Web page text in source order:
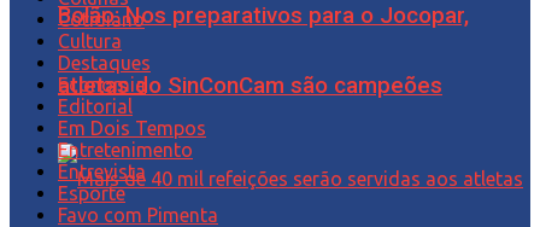
Bolão: Nos preparativos para o Jocopar,
atletas do SinConCam são campeões
Cotidiano
Cultura
Destaques
Economia
Editorial
Em Dois Tempos
Entretenimento
Entrevista
Esporte
Favo com Pimenta